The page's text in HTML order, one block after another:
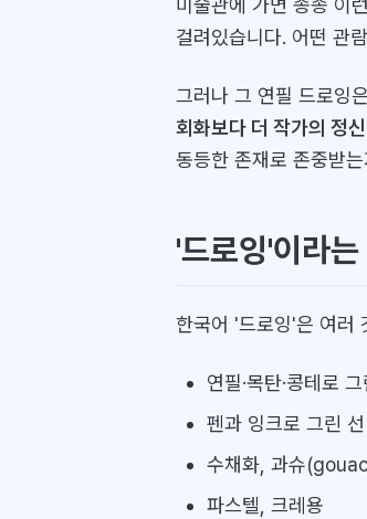
미술관에 가면 종종 이
걸려있습니다. 어떤 관
그러나 그 연필 드로잉
회화보다 더 작가의 정
동등한 존재로 존중받
'드로잉'이라는
한국어 '드로잉'은 여러
연필·목탄·콩테로
펜과 잉크로 그린
수채화, 과슈
파스텔, 크레용